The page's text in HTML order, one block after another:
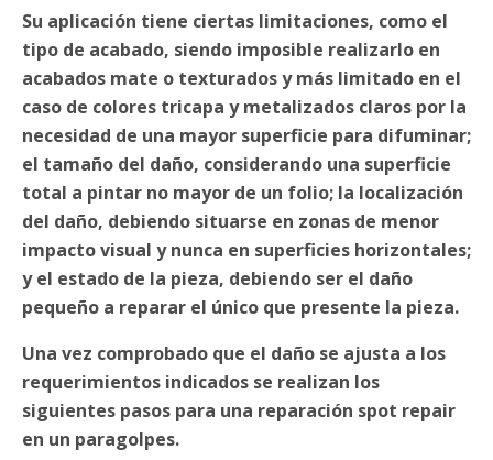
Su aplicación tiene ciertas limitaciones, como el
tipo de acabado, siendo imposible realizarlo en
acabados mate o texturados y más limitado en el
caso de colores tricapa y metalizados claros por la
necesidad de una mayor superficie para difuminar;
el tamaño del daño, considerando una superficie
total a pintar no mayor de un folio; la localización
del daño, debiendo situarse en zonas de menor
impacto visual y nunca en superficies horizontales;
y el estado de la pieza, debiendo ser el daño
pequeño a reparar el único que presente la pieza.
Una vez comprobado que el daño se ajusta a los
requerimientos indicados se realizan los
siguientes pasos para una reparación spot repair
en un paragolpes.